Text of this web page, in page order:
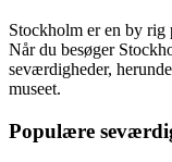
Stockholm er en by rig
Når du besøger
seværdigheder,
museet.
Populære